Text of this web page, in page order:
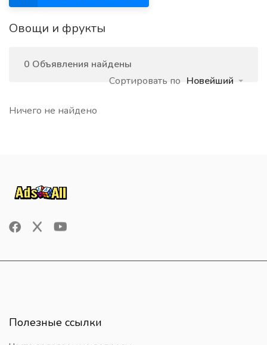
Овощи и фрукты
0 Объявления найдены
Сортировать по Новейший
Ничего не найдено
Полезные ссылки